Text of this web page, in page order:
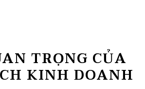
TRỌNG CỦA
KINH DOANH